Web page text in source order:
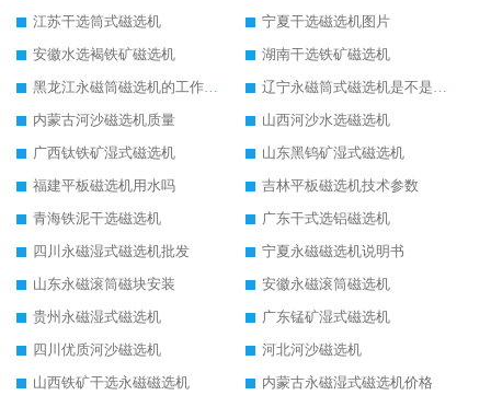
江苏干选筒式磁选机
宁夏干选磁选机图片
安徽水选褐铁矿磁选机
湖南干选铁矿磁选机
黑龙江永磁筒磁选机的工作原理
辽宁永磁筒式磁选机是不是强磁
内蒙古河沙磁选机质量
山西河沙水选磁选机
广西钛铁矿湿式磁选机
山东黑钨矿湿式磁选机
福建平板磁选机用水吗
吉林平板磁选机技术参数
青海铁泥干选磁选机
广东干式选铝磁选机
四川永磁湿式磁选机批发
宁夏永磁磁选机说明书
山东永磁滚筒磁块安装
安徽永磁滚筒磁选机
贵州永磁湿式磁选机
广东锰矿湿式磁选机
四川优质河沙磁选机
河北河沙磁选机
山西铁矿干选永磁磁选机
内蒙古永磁湿式磁选机价格